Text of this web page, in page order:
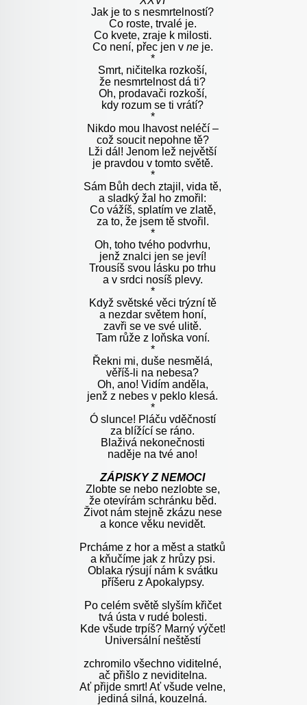
Jak je to s nesmrtelností?
Co roste, trvalé je.
Co kvete, zraje k milosti.
Co není, přec jen v ne je.
*
Smrt, ničitelka rozkoší,
že nesmrtelnost dá ti?
Oh, prodavači rozkoší,
kdy rozum se ti vrátí?
*
Nikdo mou lhavost neléčí –
což soucit nepohne tě?
Lži dál! Jenom lež největší
je pravdou v tomto světě.
*
Sám Bůh dech ztajil, vida tě,
a sladký žal ho zmořil:
Co vážíš, splatím ve zlatě,
za to, že jsem tě stvořil.
*
Oh, toho tvého podvrhu,
jenž znalci jen se jeví!
Trousíš svou lásku po trhu
a v srdci nosíš plevy.
*
Když světské věci trýzní tě
a nezdar světem honí,
zavři se ve své ulitě.
Tam růže z loňska voní.
*
Řekni mi, duše nesmělá,
věříš-li na nebesa?
Oh, ano! Vidím anděla,
jenž z nebes v peklo klesá.
*
Ó slunce! Pláču vděčností
za blížící se ráno.
Blaživá nekonečnosti
naděje na tvé ano!
ZÁPISKY Z NEMOCI
Zlobte se nebo nezlobte se,
že otevírám schránku běd.
Život nám stejně zkázu nese
a konce věku nevidět.
Prcháme z hor a měst a statků
a kňučíme jak z hrůzy psi.
Oblaka rýsují nám k svátku
příšeru z Apokalypsy.
Po celém světě slyším křičet
tvá ústa v rudé bolesti.
Kde všude trpíš? Marný výčet!
Universální neštěstí
zchromilo všechno viditelné,
ač přišlo z neviditelna.
Ať přijde smrt! Ať všude velne,
jediná silná, kouzelná.